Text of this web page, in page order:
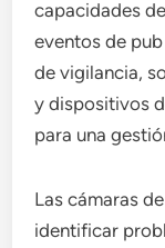
capacidades
eventos de
de vigilancia,
y dispositivos
para una
Las cámaras
identificar